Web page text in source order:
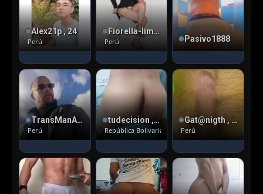
Alex21p , 24
Perú
Fiorella-lima , 55
Perú Pasivo1888
TransManACTIVO
Perú
tudecision , 31
República Bolivariana de Venezuela
Gat@nigth , 50
Perú